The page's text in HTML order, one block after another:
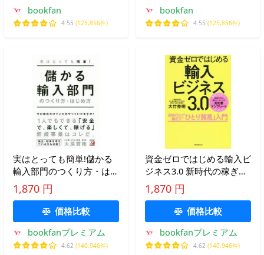
bookfan
4.55 (125,856件)
bookfan
4.55 (125,856件)
実はとっても簡単!儲かる
輸入部門のつくり方・はじ
め方/大須賀祐
1,870 円
価格比較
bookfanプレミアム
4.62 (140,946件)
資金ゼロではじめる輸入ビ
ジネス3.0 新時代の稼ぎ方
「ひとり貿易」入門/大竹
秀明
1,870 円
価格比較
bookfanプレミアム
4.62 (140,946件)